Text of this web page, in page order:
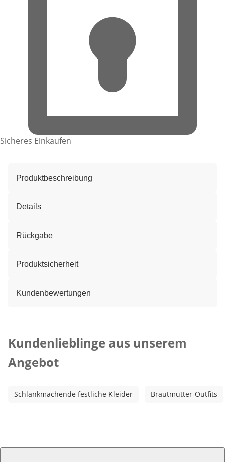
Sicheres Einkaufen
Produktbeschreibung
Details
Rückgabe
Produktsicherheit
Kundenbewertungen
Kundenlieblinge aus unserem
Angebot
Schlankmachende festliche Kleider Brautmutter-Outfits